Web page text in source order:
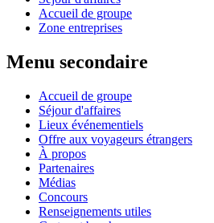
Accueil de groupe
Zone entreprises
Menu secondaire
Accueil de groupe
Séjour d'affaires
Lieux événementiels
Offre aux voyageurs étrangers
À propos
Partenaires
Médias
Concours
Renseignements utiles